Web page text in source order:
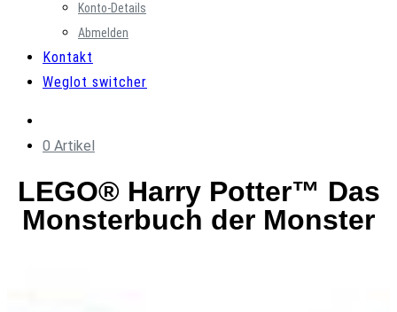
Konto-Details
Abmelden
Kontakt
Weglot switcher
0 Artikel
LEGO® Harry Potter™ Das
Monsterbuch der Monster